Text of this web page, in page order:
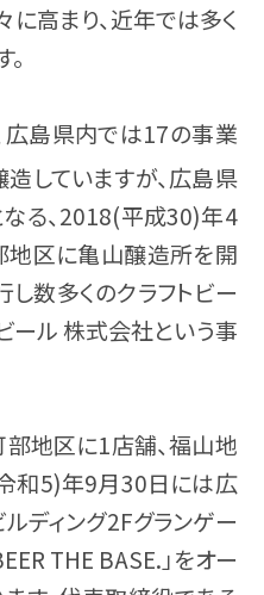
高まり、近年では多く
島県内では17の事業
していますが、広島県
る、2018(平成30)年4
区に亀山醸造所を開
数多くのクラフトビー
ール 株式会社という事
地区に1店舗、福山地
和5)年9月30日には広
ディング2Fグランゲー
THE BASE.」をオー